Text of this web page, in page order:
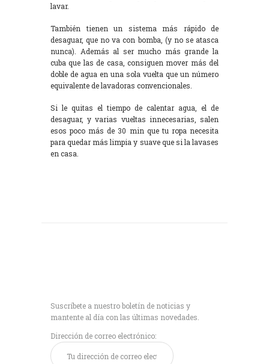
lavar.
También tienen un sistema más rápido de
desaguar, que no va con bomba, (y no se atasca
nunca). Además al ser mucho más grande la
cuba que las de casa, consiguen mover más del
doble de agua en una sola vuelta que un número
equivalente de lavadoras convencionales.
Si le quitas el tiempo de calentar agua, el de
desaguar, y varias vueltas innecesarias, salen
esos poco más de 30 min que tu ropa necesita
para quedar más limpia y suave que si la lavases
en casa.
Suscríbete a nuestro boletín de noticias y
mantente al día con las últimas novedades.
Dirección de correo electrónico: